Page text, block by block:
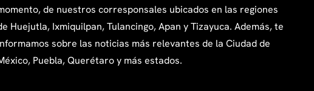
de nuestros corresponsales ubicados en las regiones
Huejutla, Ixmiquilpan, Tulancingo, Apan y Tizayuca. Además, te
sobre las noticias más relevantes de la Ciudad de
Puebla, Querétaro y más estados.